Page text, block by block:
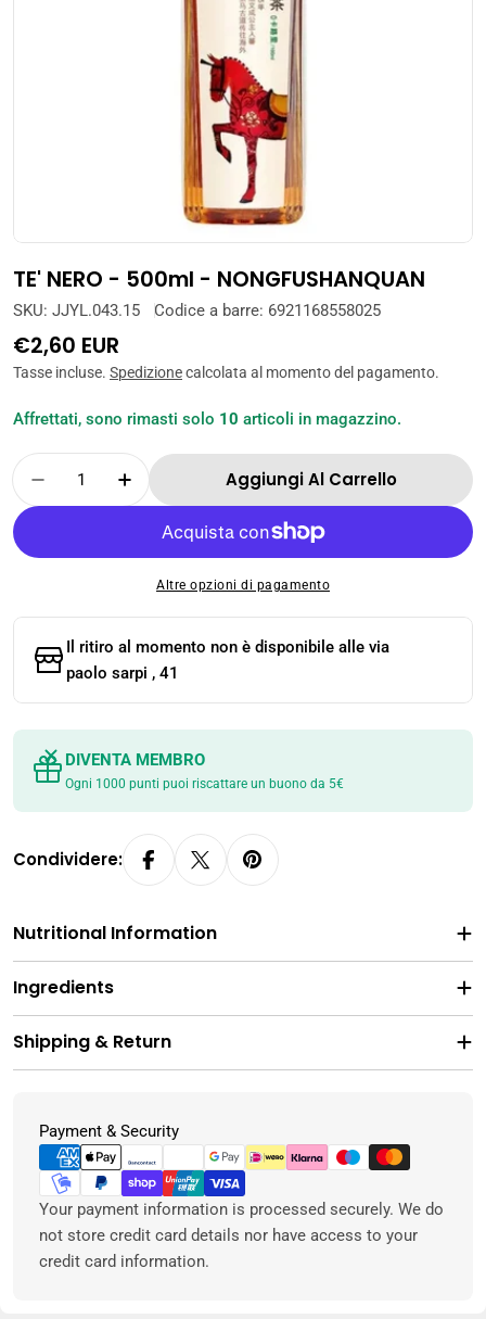
Apri supporto 0 in modalità modale
TE' NERO - 500ml - NONGFUSHANQUAN
SKU: JJYL.043.15 Codice a barre: 6921168558025
Prezzo
normale
€2,60 EUR
Tasse incluse. Spedizionecalcolata al momento del pagamento.
Affrettati, sono rimasti solo 10 articoli in magazzino.
Quantità
Diminuisci La Quantità Per TE&#39; NERO -
Aumenta La Quantità Per TE&#39;
Aggiungi Al Carrello
Altre opzioni di pagamento
Il ritiro al momento non è disponibile alle via
paolo sarpi , 41
DIVENTA MEMBRO
Ogni 1000 punti puoi riscattare un buono da 5€
Condividere:
Nutritional Information
Ingredients
Shipping & Return
Payment & Security
Metodi
pagamento
Your payment information is processed securely. We do
not store credit card details nor have access to your
credit card information.